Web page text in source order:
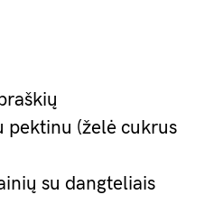
pektinu (želė cukrus
su dangteliais